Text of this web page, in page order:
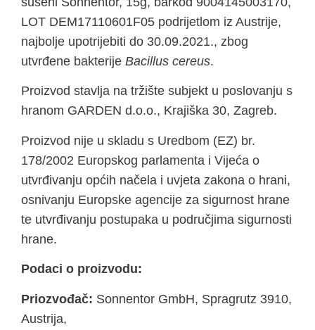
LOT DEM17110601F05 podrijetlom iz Austrije,
najbolje upotrijebiti do 30.09.2021., zbog
utvrđene bakterije Bacillus cereus.
Proizvod stavlja na tržište subjekt u poslovanju s
hranom GARDEN d.o.o., Krajiška 30, Zagreb.
Proizvod nije u skladu s Uredbom (EZ) br.
178/2002 Europskog parlamenta i Vijeća o
utvrđivanju općih načela i uvjeta zakona o hrani,
osnivanju Europske agencije za sigurnost hrane
te utvrđivanju postupaka u područjima sigurnosti
hrane.
Podaci o proizvodu:
Priozvođač: Sonnentor GmbH, Spragrutz 3910,
Austrija,